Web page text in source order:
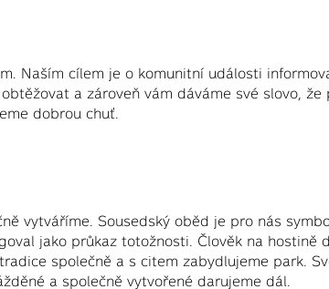
Naším cílem je o komunitní události
a zároveň vám dáváme své slovo,
dobrou chuť.
vytváříme. Sousedský oběd je pro nás
jako průkaz totožnosti. Člověk na
společně a s citem zabydlujeme park.
a společně vytvořené darujeme dál.